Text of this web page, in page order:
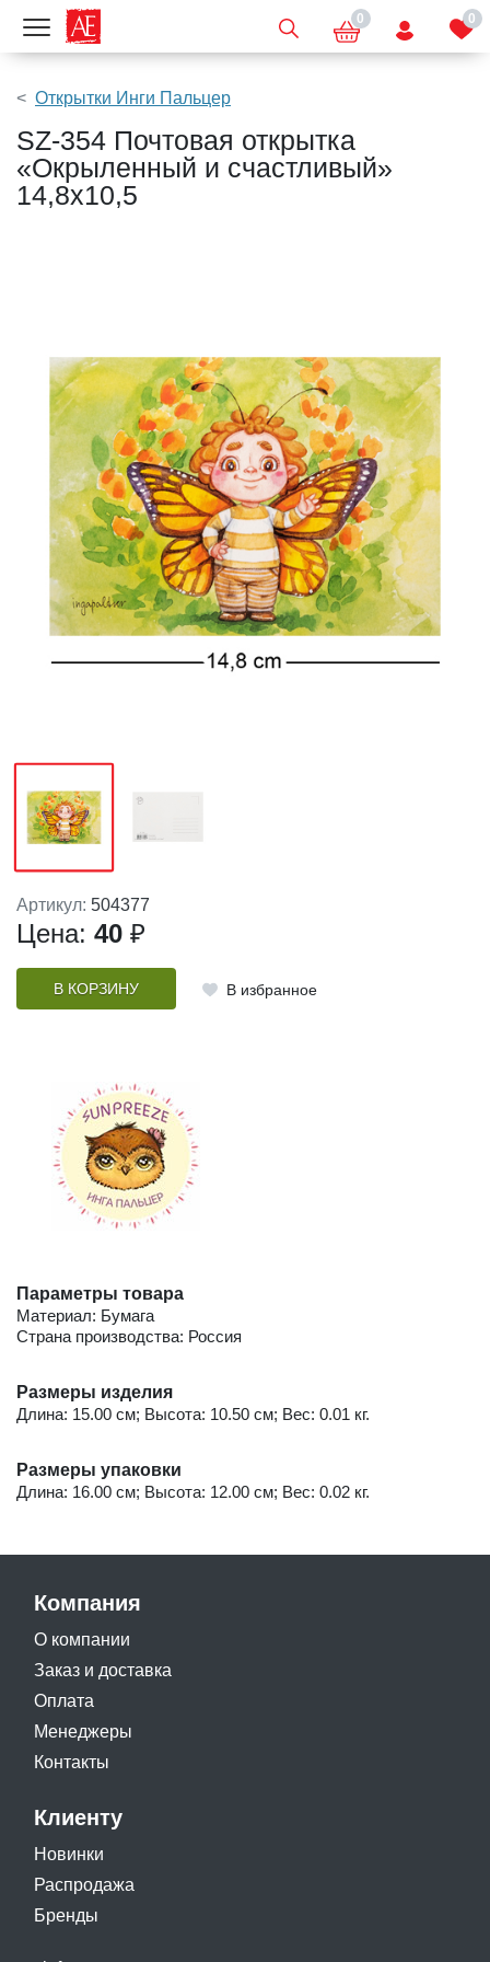
Показать меню 0 0
Открытки Инги Пальцер
SZ-354 Почтовая открытка
«Окрыленный и счастливый»
14,8х10,5
Артикул: 504377
Цена: 40 ₽
В КОРЗИНУ В избранное
Параметры товара
Материал: Бумага
Страна производства: Россия
Размеры изделия
Длина: 15.00 см; Высота: 10.50 см; Вес: 0.01 кг.
Размеры упаковки
Длина: 16.00 см; Высота: 12.00 см; Вес: 0.02 кг.
Компания
О компании
Заказ и доставка
Оплата
Менеджеры
Контакты
Клиенту
Новинки
Распродажа
Бренды